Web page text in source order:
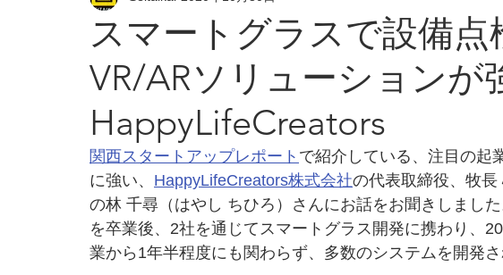
スマートグラスで設備点
VR/ARソリューションが
HappyLifeCreators
関西スタートアップレポート で紹介している、注目の起
に強い、 HappyLifeCreators株式会社の代表取締役、牧
の林 千尋（はやし ちひろ）さんにお話をお聞きしまし
を卒業後、2社を通じてスマートグラス開発に携わり、
業から1年半程度にも関わらず、多数のシステムを開発さ